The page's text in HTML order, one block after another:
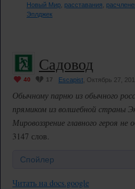
Новый Мир расставания
Эплджек
Садовод
40 17 Escapist , Октябрь 27,
Обычному парню из обычного
прямиком из волшебной страны
Мировоззрение главного героя
3147 слов.
Спойлер
Читать на docs.google